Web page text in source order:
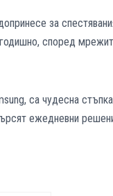
за
годишно, според
са чудесна
ежедневни